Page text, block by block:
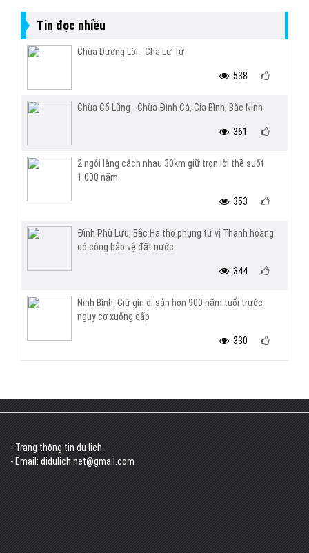
Tin đọc nhiều
Chùa Dương Lôi - Cha Lư Tự
538
Chùa Cổ Lũng - Chùa Đình Cả, Gia Bình, Bắc Ninh
361
2 ngôi làng cách nhau 30km giữ trọn lời thề suốt
1.000 năm
353
Đình Phù Lưu, Bắc Hà thờ phụng tứ vị Thành hoàng
có công bảo vệ đất nước
344
Ninh Bình: Giữ gìn di sản hơn 900 năm tuổi trước
nguy cơ xuống cấp
330
- Trang thông tin du lịch
- Email: didulich.net@gmail.com